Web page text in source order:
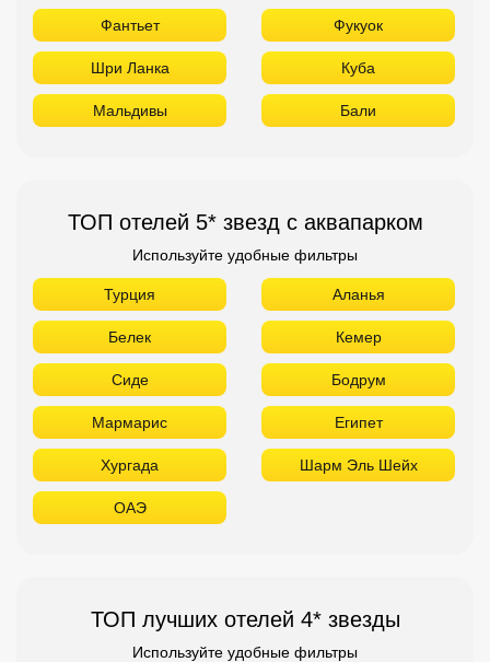
Фантьет Фукуок
Шри Ланка Куба
Мальдивы Бали
ТОП отелей 5* звезд с аквапарком
Используйте удобные фильтры
Турция Аланья
Белек Кемер
Сиде Бодрум
Мармарис Египет
Хургада Шарм Эль Шейх
ОАЭ
ТОП лучших отелей 4* звезды
Используйте удобные фильтры